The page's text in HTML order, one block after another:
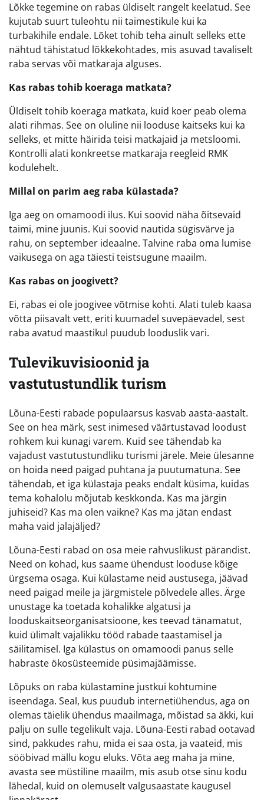
Lõkke tegemine on rabas üldiselt rangelt keelatud. See
kujutab suurt tuleohtu nii taimestikule kui ka
turbakihile endale. Lõket tohib teha ainult selleks ette
nähtud tähistatud lõkkekohtades, mis asuvad tavaliselt
raba servas või matkaraja alguses.
Kas rabas tohib koeraga matkata?
Üldiselt tohib koeraga matkata, kuid koer peab olema
alati rihmas. See on oluline nii looduse kaitseks kui ka
selleks, et mitte häirida teisi matkajaid ja metsloomi.
Kontrolli alati konkreetse matkaraja reegleid RMK
kodulehelt.
Millal on parim aeg raba külastada?
Iga aeg on omamoodi ilus. Kui soovid näha õitsevaid
taimi, mine juunis. Kui soovid nautida sügisvärve ja
rahu, on september ideaalne. Talvine raba oma lumise
vaikusega on aga täiesti teistsugune maailm.
Kas rabas on joogivett?
Ei, rabas ei ole joogivee võtmise kohti. Alati tuleb kaasa
võtta piisavalt vett, eriti kuumadel suvepäevadel, sest
raba avatud maastikul puudub looduslik vari.
Tulevikuvisioonid ja
vastutustundlik turism
Lõuna-Eesti rabade populaarsus kasvab aasta-aastalt.
See on hea märk, sest inimesed väärtustavad loodust
rohkem kui kunagi varem. Kuid see tähendab ka
vajadust vastutustundliku turismi järele. Meie ülesanne
on hoida need paigad puhtana ja puutumatuna. See
tähendab, et iga külastaja peaks endalt küsima, kuidas
tema kohalolu mõjutab keskkonda. Kas ma järgin
juhiseid? Kas ma olen vaikne? Kas ma jätan endast
maha vaid jalajäljed?
Lõuna-Eesti rabad on osa meie rahvuslikust pärandist.
Need on kohad, kus saame ühendust looduse kõige
ürgsema osaga. Kui külastame neid austusega, jäävad
need paigad meile ja järgmistele põlvedele alles. Ärge
unustage ka toetada kohalikke algatusi ja
looduskaitseorganisatsioone, kes teevad tänamatut,
kuid ülimalt vajalikku tööd rabade taastamisel ja
säilitamisel. Iga külastus on omamoodi panus selle
habraste ökosüsteemide püsimajäämisse.
Lõpuks on raba külastamine justkui kohtumine
iseendaga. Seal, kus puudub internetiühendus, aga on
olemas täielik ühendus maailmaga, mõistad sa äkki, kui
palju on sulle tegelikult vaja. Lõuna-Eesti rabad ootavad
sind, pakkudes rahu, mida ei saa osta, ja vaateid, mis
sööbivad mällu kogu eluks. Võta aeg maha ja mine,
avasta see müstiline maailm, mis asub otse sinu kodu
lähedal, kuid on olemuselt valgusaastate kaugusel